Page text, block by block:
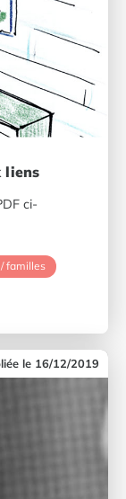
liens
ci-
familles
16/12/2019